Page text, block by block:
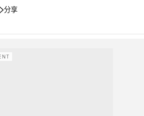
分享